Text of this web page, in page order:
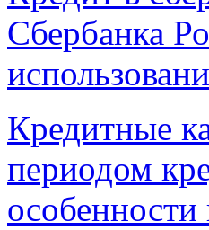
Сбербанка
Кредитные
периодом
особенности